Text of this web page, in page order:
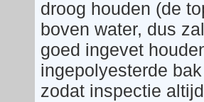
droog houden (de
boven water, dus
goed ingevet
ingepolyesterde
zodat inspectie